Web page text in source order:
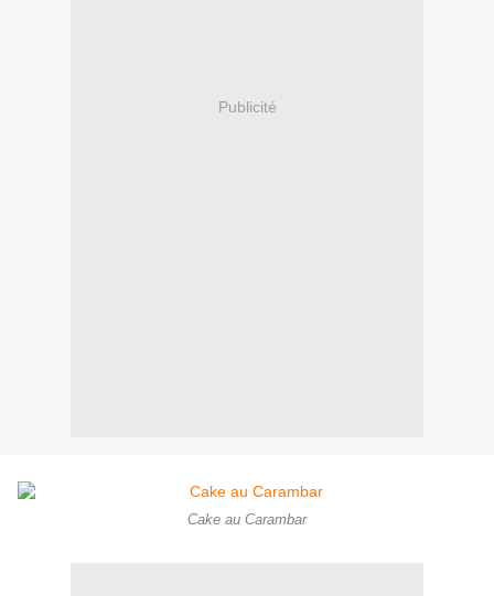
Publicité
Cake au Carambar